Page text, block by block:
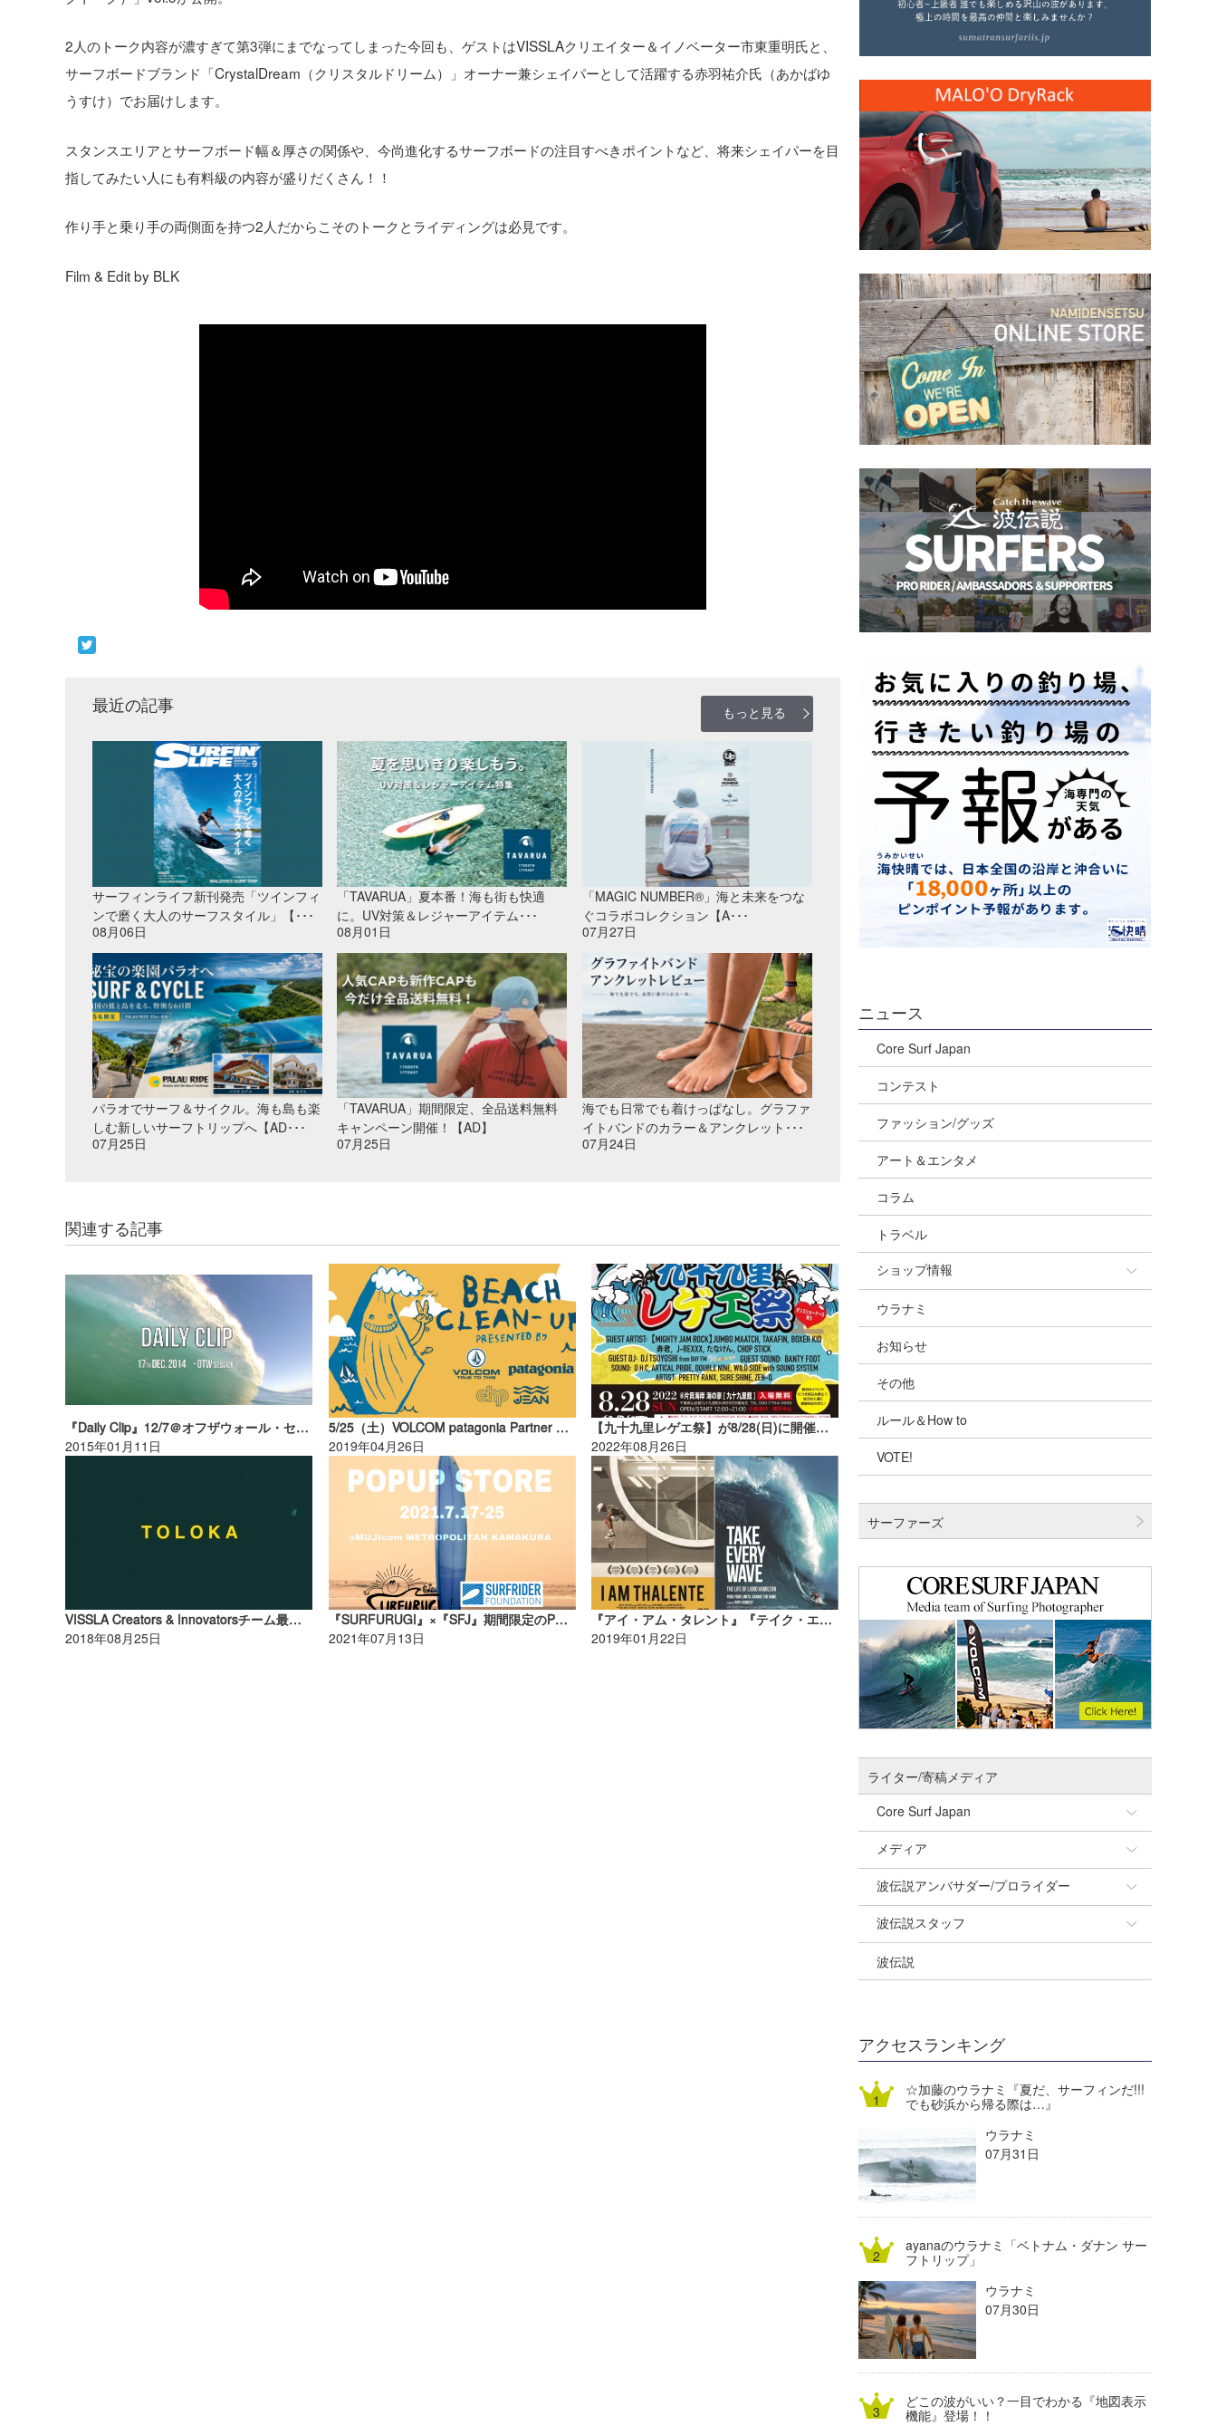
2人のトーク内容が濃すぎて第3弾にまでなってしまった今回も、ゲストはVISSLAクリエイター＆イノベーター市東重明氏と、
サーフボードブランド「CrystalDream（クリスタルドリーム）」オーナー兼シェイパーとして活躍する赤羽祐介氏（あかばゆ
うすけ）でお届けします。
スタンスエリアとサーフボード幅＆厚さの関係や、今尚進化するサーフボードの注目すべきポイントなど、将来シェイパーを目
指してみたい人にも有料級の内容が盛りだくさん！！
作り手と乗り手の両側面を持つ2人だからこそのトークとライディングは必見です。
Film & Edit by BLK
最近の記事 もっと見る
サーフィンライフ新刊発売「ツインフィ
ンで磨く大人のサーフスタイル」【･･･
08月06日
「TAVARUA」夏本番！海も街も快適
に。UV対策＆レジャーアイテム･･･
08月01日
「MAGIC NUMBER®」海と未来をつな
ぐコラボコレクション【A･･･
07月27日
パラオでサーフ＆サイクル。海も島も楽
しむ新しいサーフトリップへ【AD･･･
07月25日
「TAVARUA」期間限定、全品送料無料
キャンペーン開催！【AD】
07月25日
海でも日常でも着けっぱなし。グラファ
イトバンドのカラー＆アンクレット･･･
07月24日
関連する記事
『Daily Clip』12/7＠オフザウォール・セッション！
2015年01月11日
5/25（土）VOLCOM patagonia Partner CHP Sunrise Beach Clean Upのお知らせ【AD】
2019年04月26日
【九十九里レゲエ祭】が8/28(日)に開催決定！！＠片貝海岸【AD】
2022年08月26日
VISSLA Creators & Innovatorsチーム最新ショートクリップ「TOLOKA」が公開！
2018年08月25日
『SURFURUGI』×『SFJ』期間限定のPOPUP STOREが鎌倉にOPEN【AD】
2021年07月13日
『アイ・アム・タレント』『テイク・エブリイ・ウェーブ』がついにDVDとなって発売中！【AD】
2019年01月22日
ニュース
Core Surf Japan
コンテスト
ファッション/グッズ
アート＆エンタメ
コラム
トラベル
ショップ情報
ショップ情報
湘南
千葉北
伊豆
千葉南
四国
沖縄
ウラナミ
お知らせ
その他
ルール＆How to
VOTE!
サーファーズ
ライター/寄稿メディア
Core Surf Japan
Naoya Kimoto
mitsuteru Kamio
Yasunari Inoue
Yoshiyuki Obata
DELTA FORCE SURF
熊谷素子
メディア
SURFMEDIA
Colors MAGAZINE
WAVAL
波伝説アンバサダー/プロライダー
福島寿実子
中浦“JET”章
進士剛光
植村未来
NOBUFUKU
大野”MAR”修聖
喜納海人
波伝説スタッフ
☆加藤
Aichan
ECE
G◎Da
H
KID
KOBU
KY
MIN
mitz
OYZ
波伝説
アクセスランキング
☆加藤のウラナミ『夏だ、サーフィンだ!!!
でも砂浜から帰る際は…』
ウラナミ
07月31日
ayanaのウラナミ「ベトナム・ダナン サー
フトリップ」
ウラナミ
07月30日
どこの波がいい？一目でわかる『地図表示
機能』登場！！